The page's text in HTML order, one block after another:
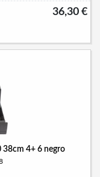
36,30 €
38cm 4+ 6 negro